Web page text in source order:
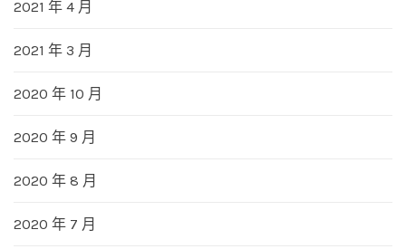
2021 年 4 月
2021 年 3 月
2020 年 10 月
2020 年 9 月
2020 年 8 月
2020 年 7 月